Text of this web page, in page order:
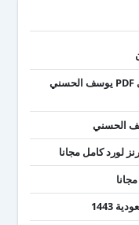
تحميل كتاب عقدك النفسية سجنك الأبدي PDF يوسف الحسني